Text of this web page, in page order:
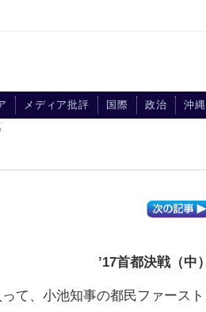
メディア批評 国際 政治 沖縄
’17首都決戦（中）
て、小池知事の都民ファースト